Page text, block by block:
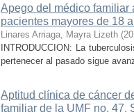
Apego del médico familiar
pacientes mayores de 18
Linares Arriaga, Mayra Lizeth (
INTRODUCCION: La
pertenecer al pasado sigue
Aptitud clínica de cáncer
familiar de la UMF no. 47,